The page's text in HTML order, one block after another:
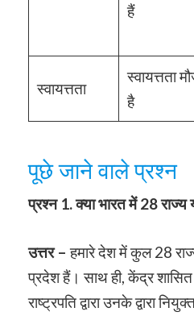
हैं
स्वायत्तता
स्वायत्तता
है
पूछे जाने वाले प्रश्न
प्रश्न 1. क्या भारत में 28 राज्य
उत्तर –हमारे देश में कुल 28
प्रदेश हैं। साथ ही, केंद्र
राष्ट्रपति द्वारा उनके द्वारा